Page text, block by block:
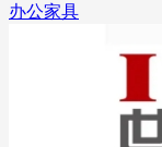
办公家具